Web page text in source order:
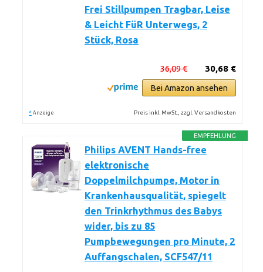
Frei Stillpumpen Tragbar, Leise
& Leicht FüR Unterwegs, 2
Stück, Rosa
30,68 €
36,09 €
Bei Amazon ansehen
* Anzeige Preis inkl. MwSt., zzgl. Versandkosten
EMPFEHLUNG
Philips AVENT Hands-free
elektronische
Doppelmilchpumpe, Motor in
Krankenhausqualität, spiegelt
den Trinkrhythmus des Babys
wider, bis zu 85
Pumpbewegungen pro Minute, 2
Auffangschalen, SCF547/11